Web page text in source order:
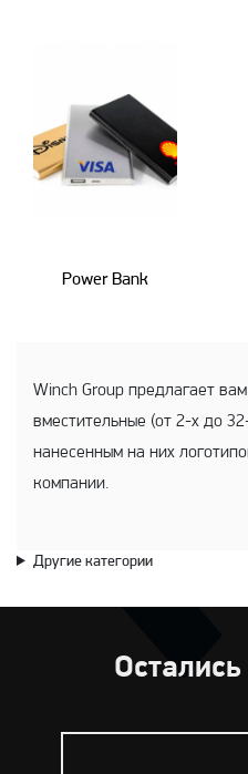
Power Bank
Winch Group предлагает
вместительные (от 2-х до
нанесенным на них
компании.
Другие категории